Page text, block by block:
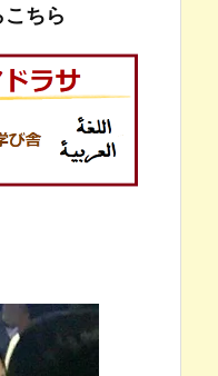
ちら